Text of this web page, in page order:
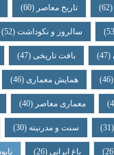
تاریخ معاصر(60) منابع
سالروز و نکوداشت(52)
بافت تاریخی(47) روز
همایش معماری (46)
معماری معاصر(40)
سنت و مدرنیته(30) فناوری
باغ ایرانی(26) نابودی و